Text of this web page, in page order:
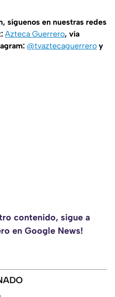
síguenos en nuestras redes
Azteca Guerrero, vía
@tvaztecaguerrero y
contenido, sigue a
en Google News!